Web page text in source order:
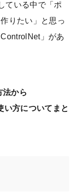
ている中で「ポ
りたい」と思っ
」があ
から
方についてまと